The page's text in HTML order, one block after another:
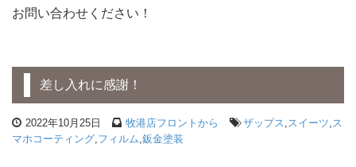
お問い合わせください！
差し入れに感謝！
2022年10月25日 牧港店フロントから ザップス,スイーツ,ス
マホコーティング,フィルム,鈑金塗装